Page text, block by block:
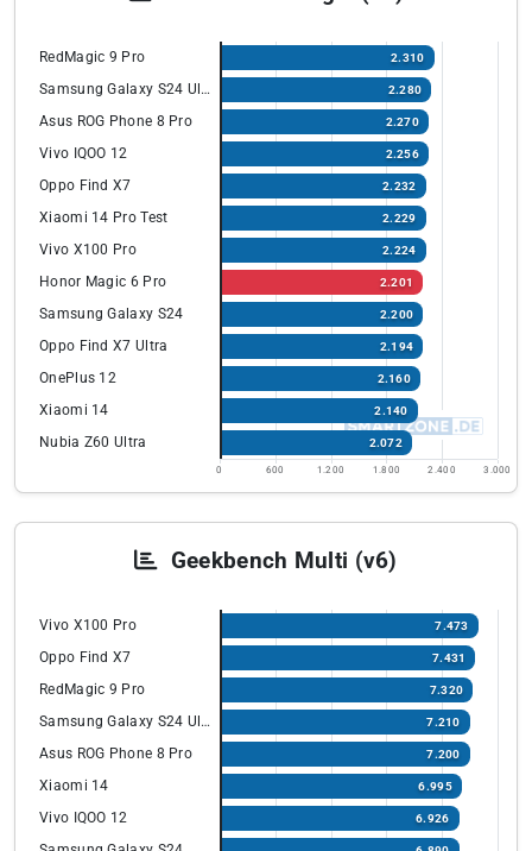
RedMagic 9 Pro 2.310
Samsung Galaxy S24 Ultra 2.280
Asus ROG Phone 8 Pro 2.270
Vivo IQOO 12 2.256
Oppo Find X7 2.232
Xiaomi 14 Pro Test 2.229
Vivo X100 Pro 2.224
Honor Magic 6 Pro 2.201
Samsung Galaxy S24 2.200
Oppo Find X7 Ultra 2.194
OnePlus 12 2.160
Xiaomi 14 2.140
Nubia Z60 Ultra 2.072
0 600 1.200 1.800 2.400 3.000
Geekbench Multi (v6)
Vivo X100 Pro 7.473
Oppo Find X7 7.431
RedMagic 9 Pro 7.320
Samsung Galaxy S24 Ultra 7.210
Asus ROG Phone 8 Pro 7.200
Xiaomi 14 6.995
Vivo IQOO 12 6.926